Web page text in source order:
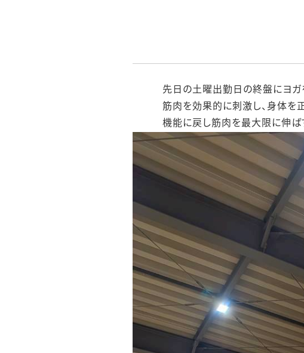
先日の土曜出勤日の終盤にヨガ
筋肉を効果的に刺激し、身体を
機能に戻し筋肉を最大限に伸ば